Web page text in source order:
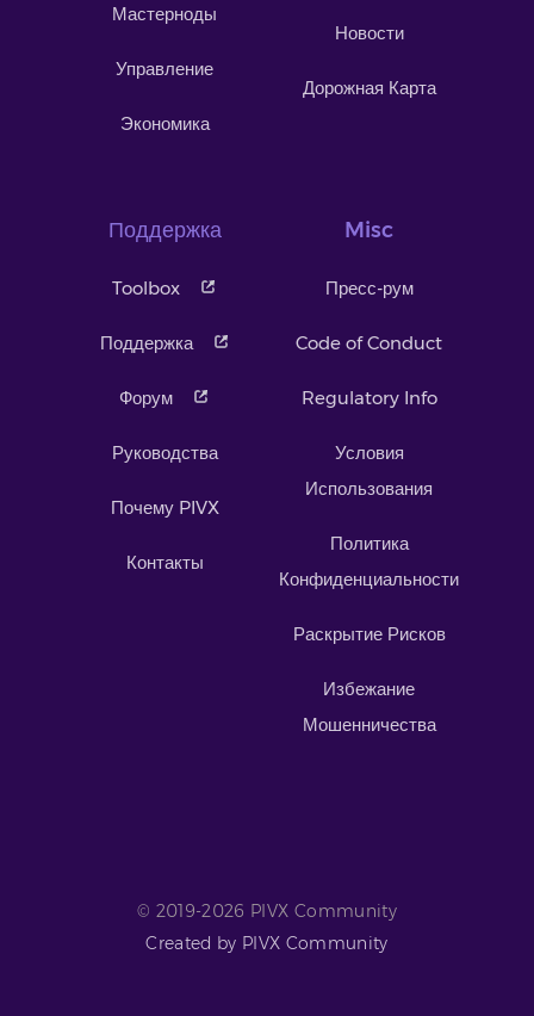
Мастерноды
Управление
Экономика
Новости
Дорожная Карта
Поддержка
Toolbox
Поддержка
Форум
Руководства
Почему PIVX
Контакты
Misc
Пресс-рум
Code of Conduct
Regulatory Info
Условия
Использования
Политика
Конфиденциальности
Раскрытие Рисков
Избежание
Мошенничества
© 2019-2026 PIVX Community
Created by PIVX Community